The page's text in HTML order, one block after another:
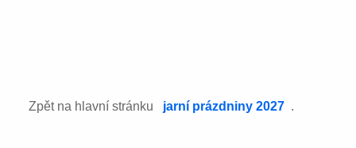
Zpět na hlavní stránku jarní prázdniny 2027 .